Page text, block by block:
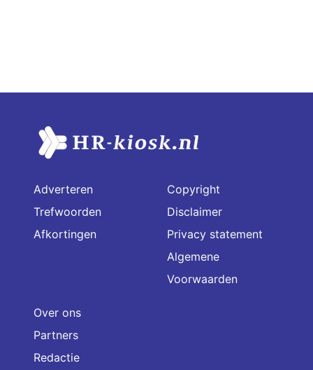
Adverteren
Trefwoorden
Afkortingen
Copyright
Disclaimer
Privacy statement
Algemene
Voorwaarden
Over ons
Partners
Redactie